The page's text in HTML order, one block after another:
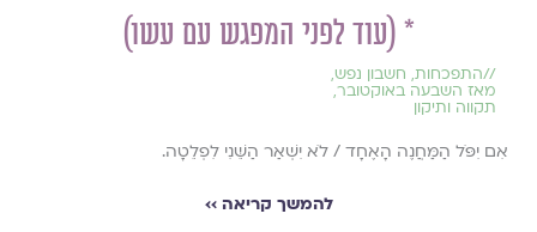
* (עוד לפני המפגש עם עשו)
//התפכחות, חשבון נפש,
מאז השבעה באוקטובר,
תקווה ותיקון
אִם יִפֹּל הַמַּחֲנֶה הָאֶחָד / לֹא יִשְׁאַר הַשֵּׁנִי לִפְלֵטָה.
להמשך קריאה ››